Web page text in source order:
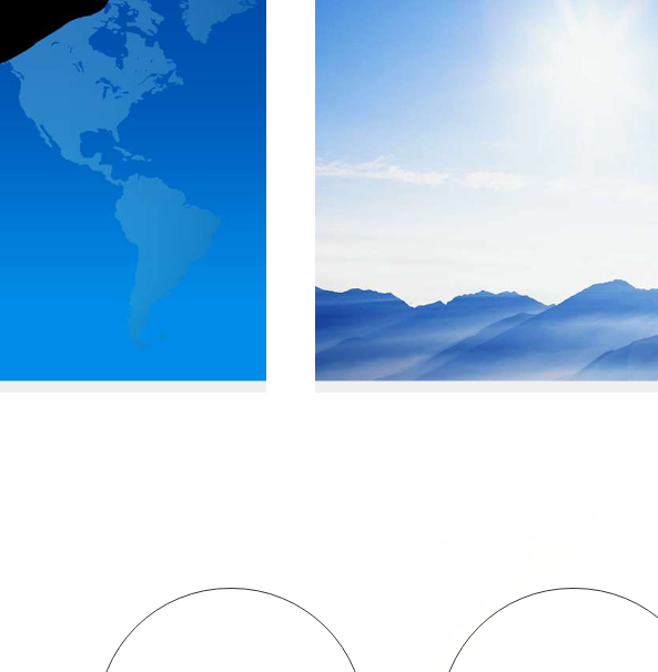
客户进步需求，以高效率、优价格，提供安全的产品
务。客户可以直接在此，查看公司的样本，更方便快
合作服务
诚挚地感谢新老客户对我公司的关
到公司来叙旧话新，到公司来指导